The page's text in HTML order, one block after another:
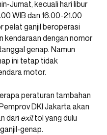
Jumat, kecuali hari libur
WIB dan 16.00-21.00
pelat ganjil beroperasi
kendaraan dengan nomor
genap. Namun
ini tetap tidak
motor.
peraturan tambahan
DKI Jakarta akan
dari exittol yang dulu
genap.